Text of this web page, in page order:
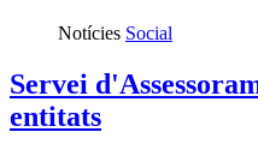
Notícies Social
Servei
entitats